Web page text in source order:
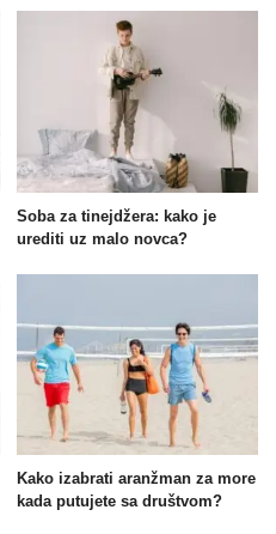
Soba za tinejdžera: kako je
urediti uz malo novca?
Kako izabrati aranžman za more
kada putujete sa društvom?